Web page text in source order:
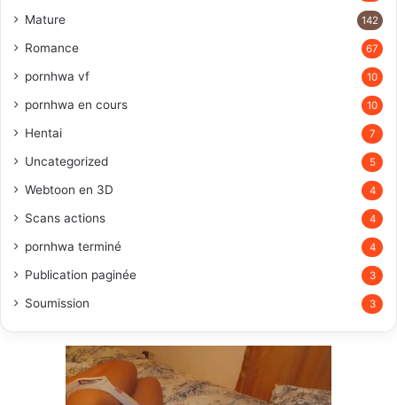
Mature 142
Romance 67
pornhwa vf 10
pornhwa en cours 10
Hentai 7
Uncategorized 5
Webtoon en 3D 4
Scans actions 4
pornhwa terminé 4
Publication paginée 3
Soumission 3